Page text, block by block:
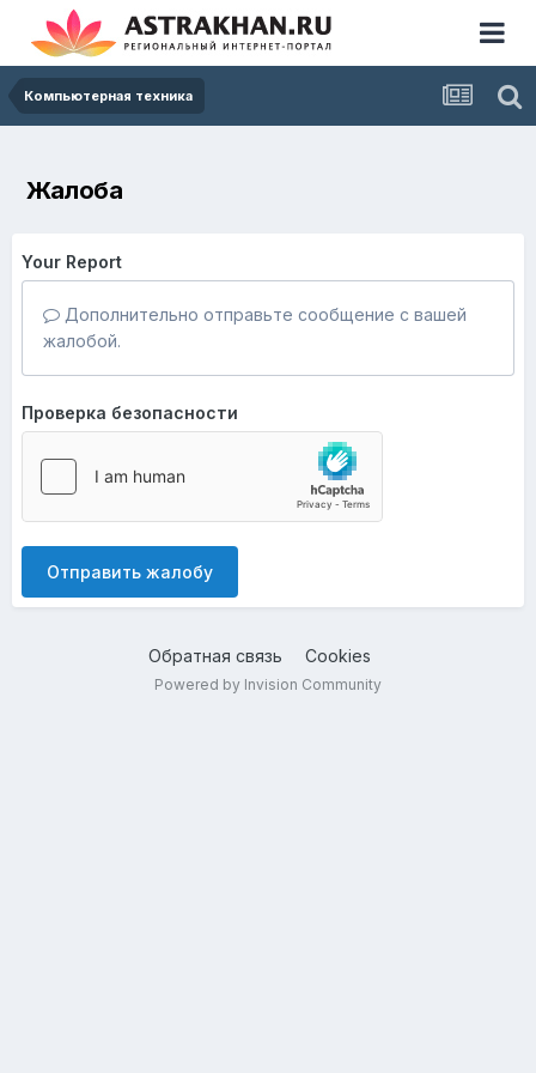
Компьютерная техника
Жалоба
Your Report
Дополнительно отправьте сообщение с вашей
жалобой.
Проверка безопасности
Отправить жалобу
Обратная связь Cookies
Powered by Invision Community